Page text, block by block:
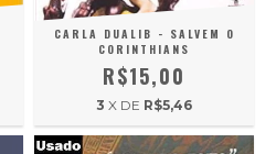
CARLA DUALIB - SALVEM O
CORINTHIANS
R$15,00
3 X DE R$5,46